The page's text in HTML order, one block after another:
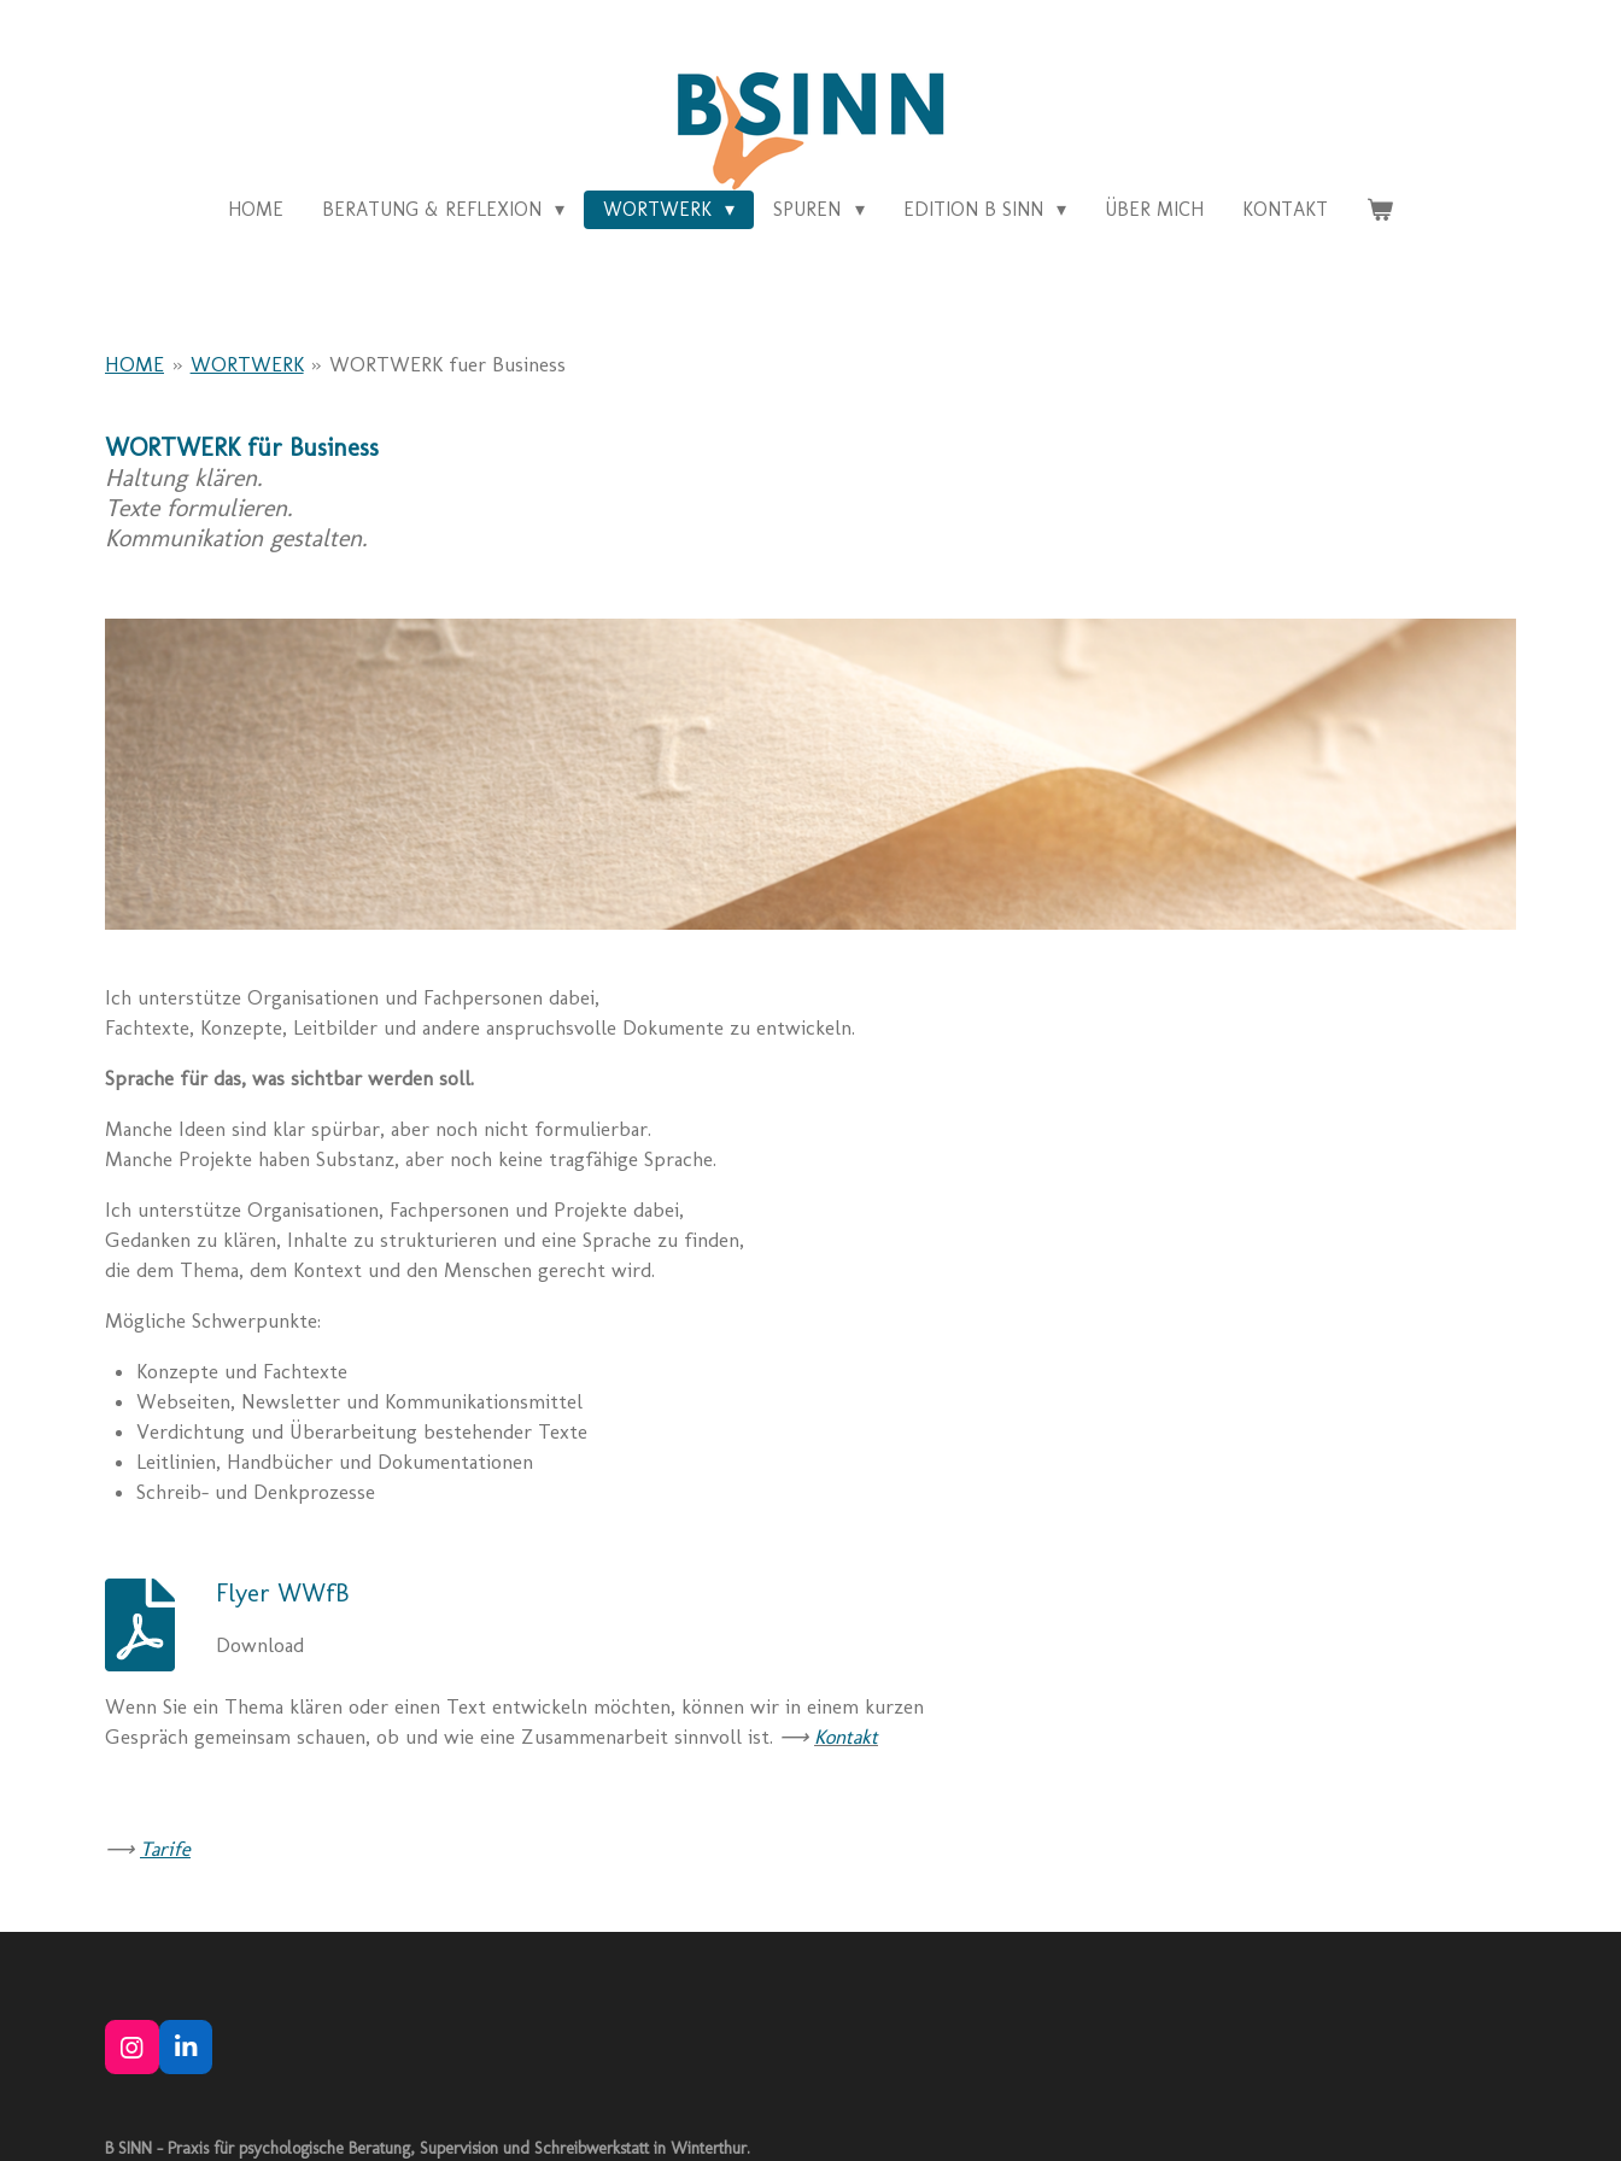
HOME BERATUNG & REFLEXION WORTWERK SPUREN EDITION B SINN ÜBER MICH KONTAKT
HOME » WORTWERK » WORTWERK fuer Business
WORTWERK für Business
Haltung klären.
Texte formulieren.
Kommunikation gestalten.
Ich unterstütze Organisationen und Fachpersonen dabei,
Fachtexte, Konzepte, Leitbilder und andere anspruchsvolle Dokumente zu entwickeln.
Sprache für das, was sichtbar werden soll.
Manche Ideen sind klar spürbar, aber noch nicht formulierbar.
Manche Projekte haben Substanz, aber noch keine tragfähige Sprache.
Ich unterstütze Organisationen, Fachpersonen und Projekte dabei,
Gedanken zu klären, Inhalte zu strukturieren und eine Sprache zu finden,
die dem Thema, dem Kontext und den Menschen gerecht wird.
Mögliche Schwerpunkte:
Konzepte und Fachtexte
Webseiten, Newsletter und Kommunikationsmittel
Verdichtung und Überarbeitung bestehender Texte
Leitlinien, Handbücher und Dokumentationen
Schreib- und Denkprozesse
Flyer WWfB
Download
Wenn Sie ein Thema klären oder einen Text entwickeln möchten, können wir in einem kurzen
Gespräch gemeinsam schauen, ob und wie eine Zusammenarbeit sinnvoll ist. ⟶ Kontakt
⟶ Tarife
I
n
a
L
i
e
B SINN – Praxis für psychologische Beratung, Supervision und Schreibwerkstatt in Winterthur.